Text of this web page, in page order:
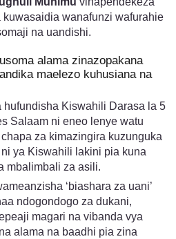
wanafunzi wafurahie
na uandishi.
alama zinazopakana
maelezo kuhusiana na
hufundisha Kiswahili Darasa la 5
Salaam ni eneo lenye watu
za kimazingira kuzunguka
ya Kiswahili lakini pia kuna
mbalimbali za asili.
‘biashara za uani’
ndogondogo za dukani,
magari na vibanda vya
alama na baadhi pia zina